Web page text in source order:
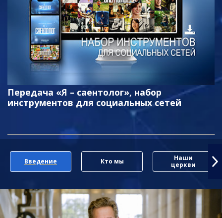
Передача «Я – саентолог», набор
инструментов для социальных сетей
Введение Кто мы
Наши
церкви